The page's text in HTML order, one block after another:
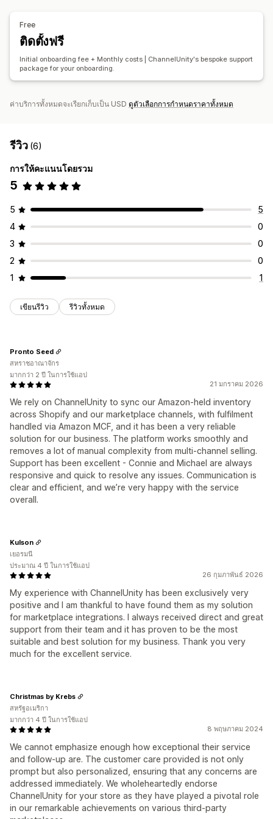
การรายงาน
Free
ติดตั้งฟรี
Initial onboarding fee + Monthly costs | ChannelUnity's bespoke support
package for your onboarding.
ค่าบริการทั้งหมดจะเรียกเก็บเป็น USD ดูตัวเลือกการกำหนดราคาทั้งหมด
รีวิว (6)
การให้คะแนนโดยรวม
5
5
5
4
0
3
0
2
0
1
1
เขียนรีวิว รีวิวทั้งหมด
21 มกราคม 2026
We rely on ChannelUnity to sync our Amazon-held inventory
across Shopify and our marketplace channels, with fulfilment
handled via Amazon MCF, and it has been a very reliable
solution for our business. The platform works smoothly and
removes a lot of manual complexity from multi-channel selling.
Support has been excellent - Connie and Michael are always
responsive and quick to resolve any issues. Communication is
clear and efficient, and we’re very happy with the service
overall.
Pronto Seed
สหราชอาณาจักร
มากกว่า 2 ปี ในการใช้แอป
26 กุมภาพันธ์ 2026
My experience with ChannelUnity has been exclusively very
positive and I am thankful to have found them as my solution
for marketplace integrations. I always received direct and great
support from their team and it has proven to be the most
suitable and best solution for my business. Thank you very
much for the excellent service.
Kulson
เยอรมนี
ประมาณ 4 ปี ในการใช้แอป
8 พฤษภาคม 2024
We cannot emphasize enough how exceptional their service
and follow-up are. The customer care provided is not only
prompt but also personalized, ensuring that any concerns are
addressed immediately. We wholeheartedly endorse
ChannelUnity for your store as they have played a pivotal role
in our remarkable achievements on various third-party
Christmas by Krebs
สหรัฐอเมริกา
มากกว่า 4 ปี ในการใช้แอป